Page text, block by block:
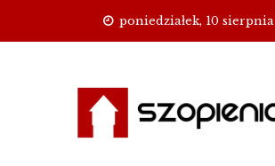
poniedziałek, 10 sierpnia